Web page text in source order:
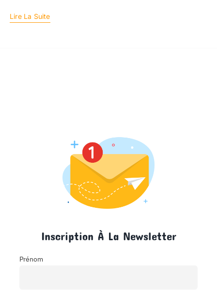
Lire La Suite
Inscription À La Newsletter
Prénom